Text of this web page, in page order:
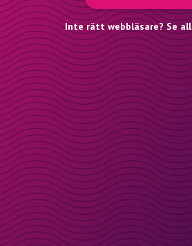
Inte rätt webbläsare? Se